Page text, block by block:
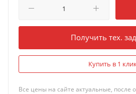
Получить тех.
Купить в 1
Все цены на сайте актуальные, после